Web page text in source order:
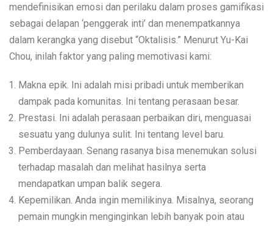
mendefinisikan emosi dan perilaku dalam proses gamifikasi
sebagai delapan ‘penggerak inti’ dan menempatkannya
dalam kerangka yang disebut “Oktalisis.” Menurut Yu-Kai
Chou, inilah faktor yang paling memotivasi kami:
Makna epik. Ini adalah misi pribadi untuk memberikan
dampak pada komunitas. Ini tentang perasaan besar.
Prestasi. Ini adalah perasaan perbaikan diri, menguasai
sesuatu yang dulunya sulit. Ini tentang level baru.
Pemberdayaan. Senang rasanya bisa menemukan solusi
terhadap masalah dan melihat hasilnya serta
mendapatkan umpan balik segera.
Kepemilikan. Anda ingin memilikinya. Misalnya, seorang
pemain mungkin menginginkan lebih banyak poin atau